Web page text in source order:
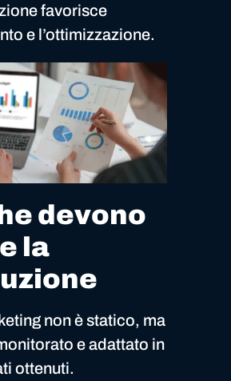
favorisce
e l’ottimizzazione.
devono
la
non è statico, ma
e adattato in
ottenuti.